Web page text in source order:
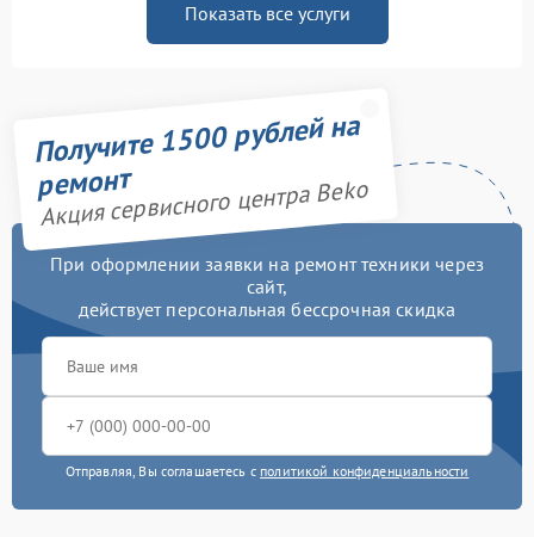
Показать все услуги
Получите 1500 рублей на
ремонт
Акция сервисного центра Beko
При оформлении заявки на ремонт техники через
сайт,
действует персональная бессрочная скидка
Отправляя, Вы соглашаетесь с политикой конфиденциальности